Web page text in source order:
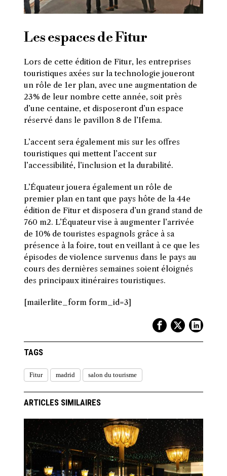
Les espaces de Fitur
Lors de cette édition de Fitur, les entreprises
touristiques axées sur la technologie joueront
un rôle de 1er plan, avec une augmentation de
23% de leur nombre cette année, soit près
d’une centaine, et disposeront d’un espace
réservé dans le pavillon 8 de l’Ifema.
L’accent sera également mis sur les offres
touristiques qui mettent l’accent sur
l’accessibilité, l’inclusion et la durabilité.
L’Équateur jouera également un rôle de
premier plan en tant que pays hôte de la 44e
édition de Fitur et disposera d’un grand stand de
760 m2. L’Équateur vise à augmenter l’arrivée
de 10% de touristes espagnols grâce à sa
présence à la foire, tout en veillant à ce que les
épisodes de violence survenus dans le pays au
cours des dernières semaines soient éloignés
des principaux itinéraires touristiques.
[mailerlite_form form_id=3]
TAGS
Fitur madrid salon du tourisme
ARTICLES SIMILAIRES